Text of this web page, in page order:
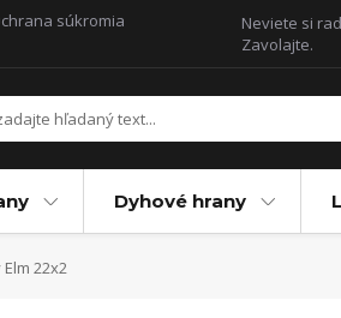
súkromia
Neviete si
Zavolajte.
Dyhové hrany
22x2